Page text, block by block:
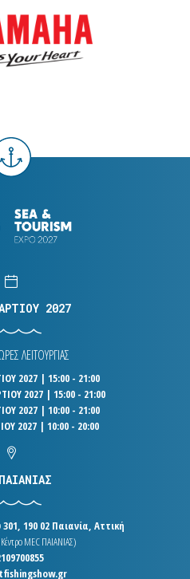
2027
ΛΕΙΤΟΥΡΓΙΑΣ
2027 | 15:00 - 21:00
2027 | 15:00 - 21:00
2027 | 10:00 - 21:00
2027 | 10:00 - 20:00
190 02 Παιανία, Αττική
MEC ΠΑΙΑΝΙΑΣ)